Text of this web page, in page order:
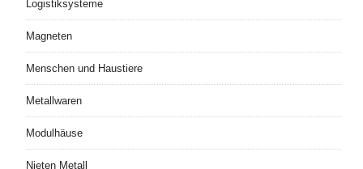
Logistiksysteme
Magneten
Menschen und Haustiere
Metallwaren
Modulhäuse
Nieten Metall